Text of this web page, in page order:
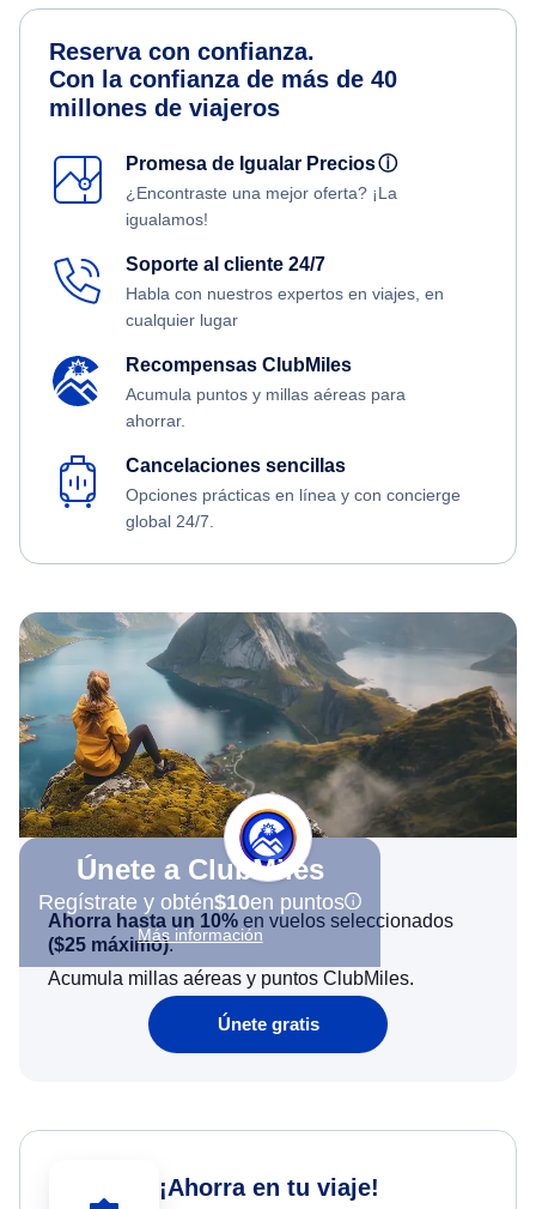
Reserva con confianza.
Con la confianza de más de 40
millones de viajeros
Promesa de Igualar Preciosⓘ
¿Encontraste una mejor oferta? ¡La
igualamos!
Soporte al cliente 24/7
Habla con nuestros expertos en viajes, en
cualquier lugar
Recompensas ClubMiles
Acumula puntos y millas aéreas para
ahorrar.
Cancelaciones sencillas
Opciones prácticas en línea y con concierge
global 24/7.
Únete a ClubMiles
Regístrate y obtén$10en puntos
Más información
Ahorra hasta un 10% en vuelos seleccionados
($25 máximo).
Acumula millas aéreas y puntos ClubMiles.
Únete gratis
¡Ahorra en tu viaje!